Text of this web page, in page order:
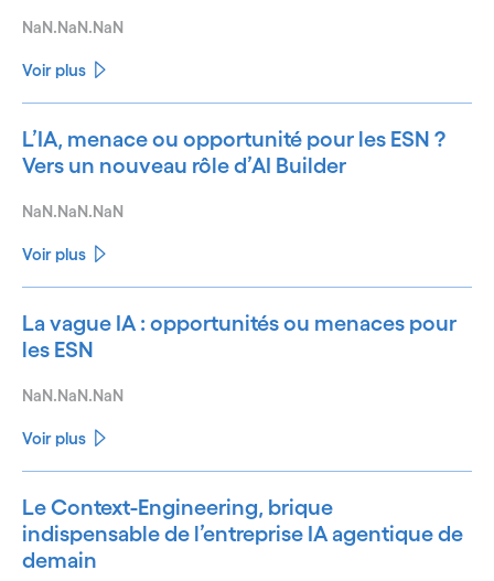
NaN.NaN.NaN
Voir plus
L’IA, menace ou opportunité pour les ESN ?
Vers un nouveau rôle d’AI Builder
NaN.NaN.NaN
Voir plus
La vague IA : opportunités ou menaces pour
les ESN
NaN.NaN.NaN
Voir plus
Le Context-Engineering, brique
indispensable de l’entreprise IA agentique de
demain